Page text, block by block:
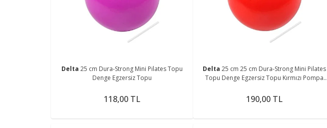
Delta 25 cm Dura-Strong Mini Pilates Topu
Denge Egzersiz Topu
118,00 TL
Delta 25 cm 25 cm Dura-Strong Mini Pilates
Topu Denge Egzersiz Topu Kırmızı Pompa
190,00 TL